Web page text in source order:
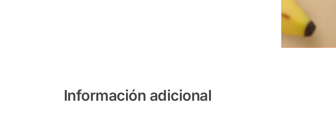
Información adicional